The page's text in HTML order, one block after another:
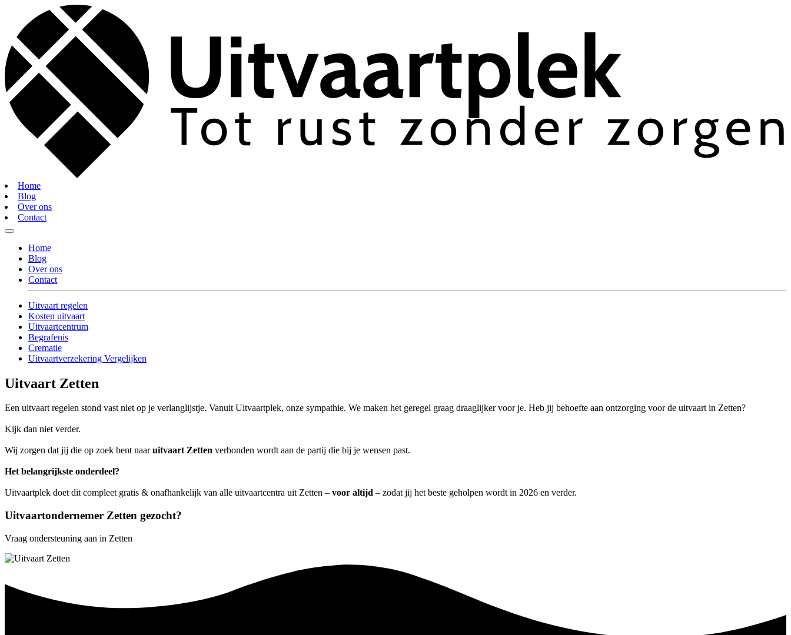
Home
Blog
Over ons
Contact
Home
Blog
Over ons
Contact
Uitvaart regelen
Kosten uitvaart
Uitvaartcentrum
Begrafenis
Crematie
Uitvaartverzekering Vergelijken
Uitvaart Zetten
Een uitvaart regelen stond vast niet op je verlanglijstje. Vanuit Uitvaartplek, onze sympathie. We maken het geregel graag draaglijker voor je. Heb jij behoefte aan ontzorging voor de uitvaart in Zetten?
Kijk dan niet verder.
Wij zorgen dat jij die op zoek bent naaruitvaart Zetten verbonden wordt aan de partij die bij je wensen past.
Het belangrijkste onderdeel?
Uitvaartplek doet dit compleet gratis & onafhankelijk van alle uitvaartcentra uit Zetten – voor altijd – zodat jij het beste geholpen wordt in 2026 en verder.
Uitvaartondernemer Zetten gezocht?
Vraag ondersteuning aan in Zetten